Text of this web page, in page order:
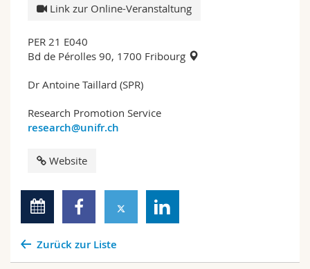
Link zur Online-Veranstaltung
PER 21 E040
Bd de Pérolles 90, 1700 Fribourg
Dr Antoine Taillard (SPR)
Research Promotion Service
research@unifr.ch
Website
Zurück zur Liste